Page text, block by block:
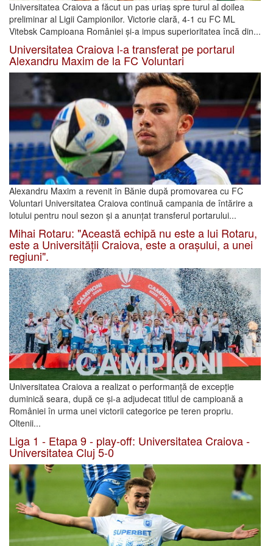
Universitatea Craiova a făcut un pas uriaș spre turul al doilea
preliminar al Ligii Campionilor. Victorie clară, 4-1 cu FC ML
Vitebsk Campioana României și-a impus superioritatea încă din...
Universitatea Craiova l-a transferat pe portarul
Alexandru Maxim de la FC Voluntari
Alexandru Maxim a revenit în Bănie după promovarea cu FC
Voluntari Universitatea Craiova continuă campania de întărire a
lotului pentru noul sezon și a anunțat transferul portarului...
Mihai Rotaru: "Această echipă nu este a lui Rotaru,
este a Universității Craiova, este a orașului, a unei
regiuni".
Universitatea Craiova a realizat o performanță de excepție
duminică seara, după ce și-a adjudecat titlul de campioană a
României în urma unei victorii categorice pe teren propriu.
Oltenii...
Liga 1 - Etapa 9 - play-off: Universitatea Craiova -
Universitatea Cluj 5-0